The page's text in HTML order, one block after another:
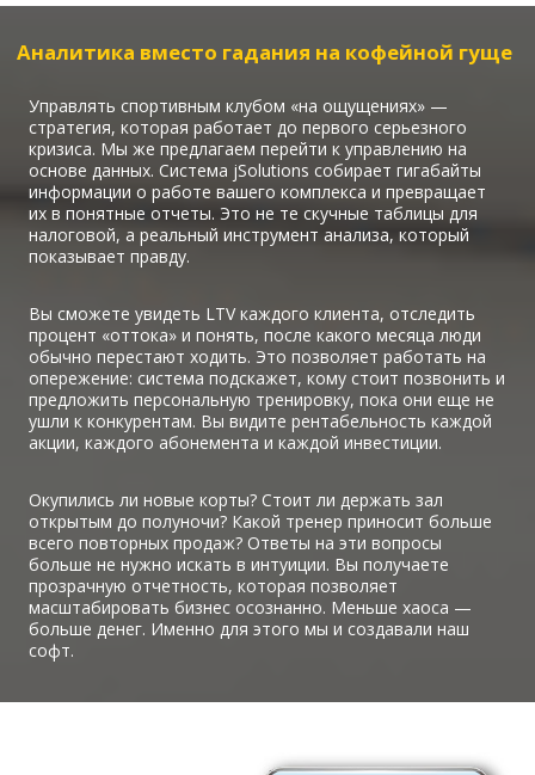
Аналитика вместо гадания на кофейной гуще
Управлять спортивным клубом «на ощущениях» —
стратегия, которая работает до первого серьезного
кризиса. Мы же предлагаем перейти к управлению на
основе данных. Система jSolutions собирает гигабайты
информации о работе вашего комплекса и превращает
их в понятные отчеты. Это не те скучные таблицы для
налоговой, а реальный инструмент анализа, который
показывает правду.
Вы сможете увидеть LTV каждого клиента, отследить
процент «оттока» и понять, после какого месяца люди
обычно перестают ходить. Это позволяет работать на
опережение: система подскажет, кому стоит позвонить и
предложить персональную тренировку, пока они еще не
ушли к конкурентам. Вы видите рентабельность каждой
акции, каждого абонемента и каждой инвестиции.
Окупились ли новые корты? Стоит ли держать зал
открытым до полуночи? Какой тренер приносит больше
всего повторных продаж? Ответы на эти вопросы
больше не нужно искать в интуиции. Вы получаете
прозрачную отчетность, которая позволяет
масштабировать бизнес осознанно. Меньше хаоса —
больше денег. Именно для этого мы и создавали наш
софт.